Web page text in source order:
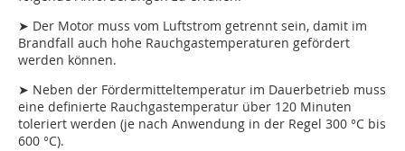
➤ Der Motor muss vom Luftstrom getrennt sein, damit im
Brandfall auch hohe Rauchgastemperaturen gefördert
werden können.
➤ Neben der Fördermitteltemperatur im Dauerbetrieb muss
eine definierte Rauchgastemperatur über 120 Minuten
toleriert werden (je nach Anwendung in der Regel 300 °C bis
600 °C).